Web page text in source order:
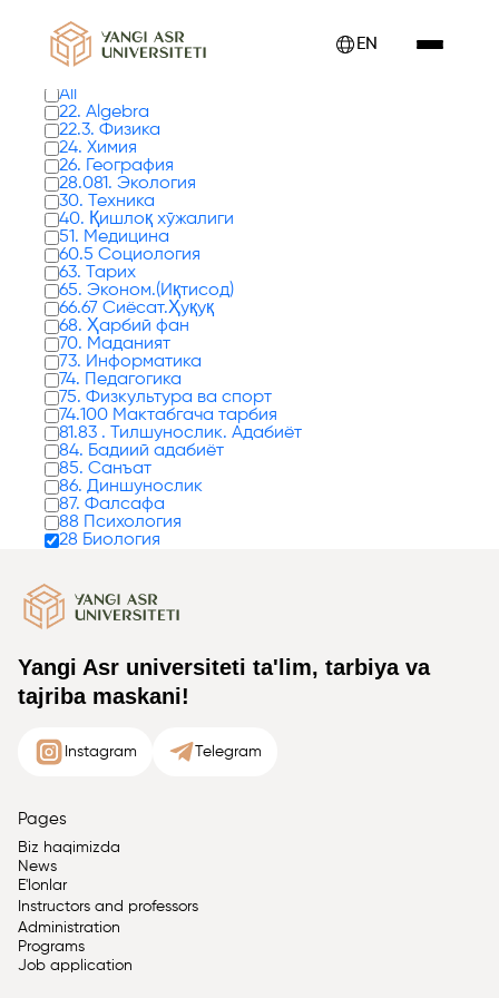
EN
All
22. Algebra
22.3. Физика
24. Химия
26. География
28.081. Экология
30. Техника
40. Қишлоқ хўжалиги
51. Медицина
60.5 Социология
63. Тарих
65. Эконом.(Иқтисод)
66.67 Сиёсат.Ҳуқуқ
68. Ҳарбий фан
70. Маданият
73. Информатика
74. Педагогика
75. Физкультура ва спорт
74.100 Мактабгача тарбия
81.83 . Тилшунослик. Адабиёт
84. Бадиий адабиёт
85. Санъат
86. Диншунослик
87. Фалсафа
88 Психология
28 Биология
Yangi Asr universiteti ta'lim, tarbiya va
tajriba maskani!
Instagram Telegram
Pages
Biz haqimizda
News
E'lonlar
Instructors and professors
Administration
Programs
Job application